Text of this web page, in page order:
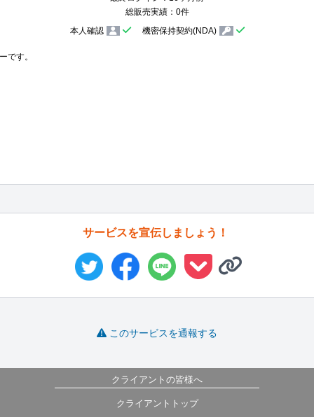
総販売実績：0件
本人確認
機密保持契約(NDA)
です。
サービスを宣伝しましょう！
このサービスを通報する
クライアントの皆様へ
クライアントトップ